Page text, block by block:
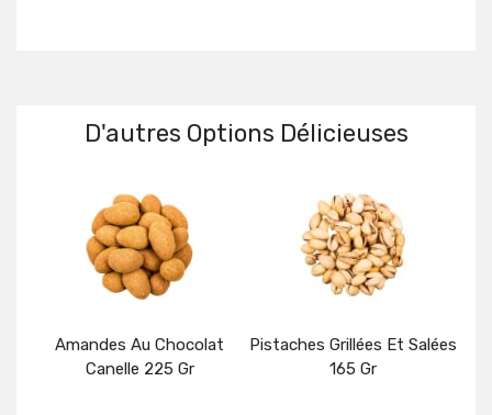
D'autres Options Délicieuses
Amandes Au Chocolat
Canelle 225 Gr
Pistaches Grillées Et Salées
165 Gr